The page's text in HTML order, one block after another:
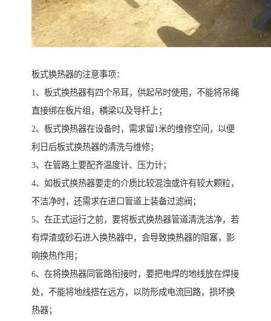
板式换热器的注意事项：
1、板式换热器有四个吊耳，供起吊时使用，不能将吊绳
直接绑在板片组，横梁以及导杆上；
2、板式换热器在设备时，需求留1米的维修空间，以便
利日后板式换热器的清洗与维修；
3、在管路上要配齐温度计、压力计；
4、如板式换热器要走的介质比较混浊或许有较大颗粒，
不洁净时，还需求在进口管道上装备过滤阀；
5、在正式运行之前，要将板式换热器管道清洗洁净，若
有焊渣或砂石进入换热器中，会导致换热器的阻塞，影
响换热作用；
6、在将换热器同管路衔接时，要把电焊的地线放在焊接
处，不能将地线搭在远方，以防形成电流回路，损坏换
热器；